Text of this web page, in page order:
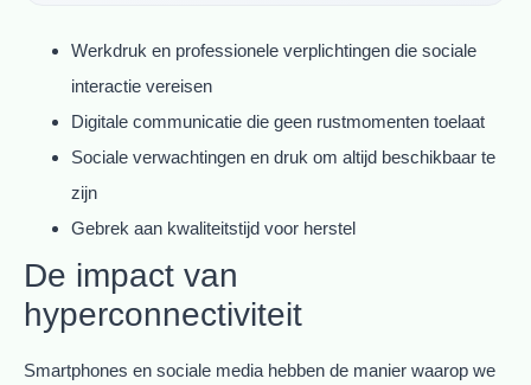
Werkdruk en professionele verplichtingen die sociale
interactie vereisen
Digitale communicatie die geen rustmomenten toelaat
Sociale verwachtingen en druk om altijd beschikbaar te
zijn
Gebrek aan kwaliteitstijd voor herstel
De impact van
hyperconnectiviteit
Smartphones en sociale media hebben de manier waarop we